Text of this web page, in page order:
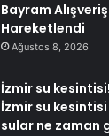
Bayram
Hareketlendi
Ağustos 8, 2026
İzmir su
İzmir su
sular ne zaman